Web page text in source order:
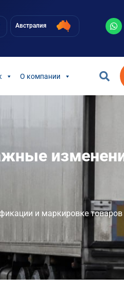
Австралия
О компании
и маркировке товаров